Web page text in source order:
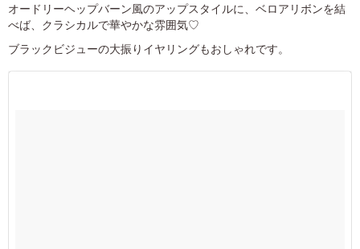
オードリーヘップバーン風のアップスタイルに、ベロアリボンを結
べば、クラシカルで華やかな雰囲気♡
ブラックビジューの大振りイヤリングもおしゃれです。